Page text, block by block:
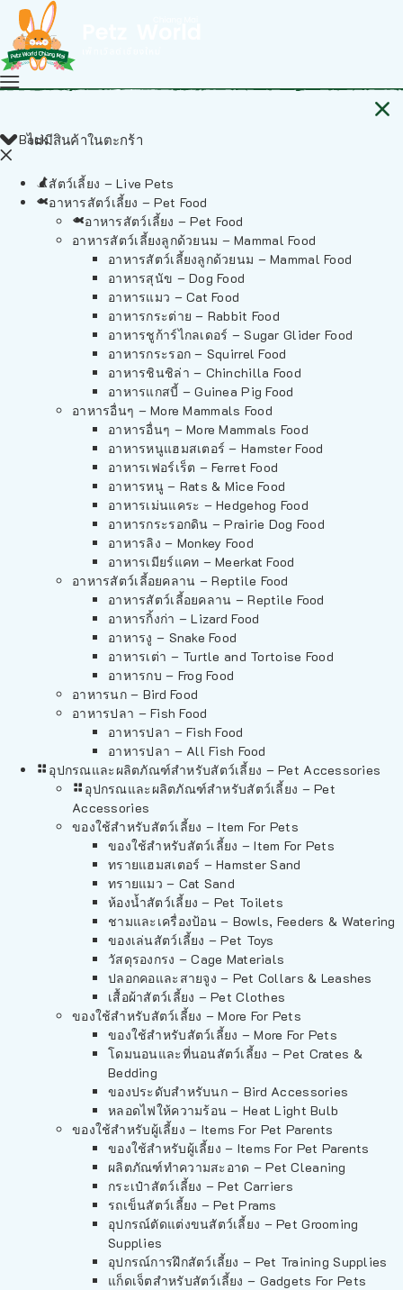
ไม่มีสินค้าในตะกร้า
Back
สัตว์เลี้ยง – Live Pets
อาหารสัตว์เลี้ยง – Pet Food
อาหารสัตว์เลี้ยง – Pet Food
อาหารสัตว์เลี้ยงลูกด้วยนม – Mammal Food
อาหารสัตว์เลี้ยงลูกด้วยนม – Mammal Food
อาหารสุนัข – Dog Food
อาหารแมว – Cat Food
อาหารกระต่าย – Rabbit Food
อาหารชูก้าร์ไกลเดอร์ – Sugar Glider Food
อาหารกระรอก – Squirrel Food
อาหารชินชิล่า – Chinchilla Food
อาหารแกสบี้ – Guinea Pig Food
อาหารอื่นๆ – More Mammals Food
อาหารอื่นๆ – More Mammals Food
อาหารหนูแฮมสเตอร์ – Hamster Food
อาหารเฟอร์เร็ต – Ferret Food
อาหารหนู – Rats & Mice Food
อาหารเม่นแคระ – Hedgehog Food
อาหารกระรอกดิน – Prairie Dog Food
อาหารลิง – Monkey Food
อาหารเมียร์แคท – Meerkat Food
อาหารสัตว์เลี้อยคลาน – Reptile Food
อาหารสัตว์เลี้อยคลาน – Reptile Food
อาหารกิ้งก่า – Lizard Food
อาหารงู – Snake Food
อาหารเต่า – Turtle and Tortoise Food
อาหารกบ – Frog Food
อาหารนก – Bird Food
อาหารปลา – Fish Food
อาหารปลา – Fish Food
อาหารปลา – All Fish Food
อุปกรณและผลิตภัณฑ์สำหรับสัตว์เลี้ยง – Pet Accessories
อุปกรณและผลิตภัณฑ์สำหรับสัตว์เลี้ยง – Pet
Accessories
ของใช้สำหรับสัตว์เลี้ยง – Item For Pets
ของใช้สำหรับสัตว์เลี้ยง – Item For Pets
ทรายแฮมสเตอร์ – Hamster Sand
ทรายแมว – Cat Sand
ห้องน้ำสัตว์เลี้ยง – Pet Toilets
ชามและเครื่องป้อน – Bowls, Feeders & Watering
ของเล่นสัตว์เลี้ยง – Pet Toys
วัสดุรองกรง – Cage Materials
ปลอกคอและสายจูง – Pet Collars & Leashes
เสื้อผ้าสัตว์เลี้ยง – Pet Clothes
ของใช้สำหรับสัตว์เลี้ยง – More For Pets
ของใช้สำหรับสัตว์เลี้ยง – More For Pets
โดมนอนและที่นอนสัตว์เลี้ยง – Pet Crates &
Bedding
ของประดับสำหรับนก – Bird Accessories
หลอดไฟให้ความร้อน – Heat Light Bulb
ของใช้สำหรับผู้เลี้ยง – Items For Pet Parents
ของใช้สำหรับผู้เลี้ยง – Items For Pet Parents
ผลิตภัณฑ์ทำความสะอาด – Pet Cleaning
กระเป๋าสัตว์เลี้ยง – Pet Carriers
รถเข็นสัตว์เลี้ยง – Pet Prams
อุปกรณ์ตัดแต่งขนสัตว์เลี้ยง – Pet Grooming
Supplies
อุปกรณ์การฝึกสัตว์เลี้ยง – Pet Training Supplies
แก็ดเจ็ตสำหรับสัตว์เลี้ยง – Gadgets For Pets